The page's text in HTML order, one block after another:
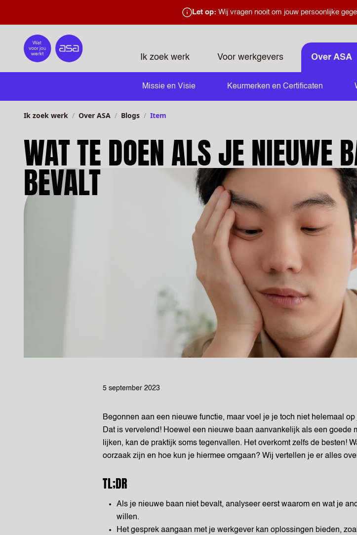
Let op: Wij vragen nooit om jouw persoonlijke
Home Ik zoek werk Voor werkgevers Over ASA
Missie en Visie Keurmerken en Certificaten
Ik zoek werk Over ASA Blogs Item
WAT TE DOEN ALS JE NIEUWE
BEVALT
5 september 2023
Begonnen aan een nieuwe functie, maar voel je je toch niet helemaal
Dat is vervelend! Hoewel een nieuwe baan aanvankelijk als een goede
lijken, kan de praktijk soms tegenvallen. Het overkomt zelfs de besten!
oorzaak zijn en hoe kun je hiermee omgaan? Wij vertellen je er alles
TL;DR
Als je nieuwe baan niet bevalt, analyseer eerst waarom en wat je
willen.
Het gesprek aangaan met je werkgever kan oplossingen bieden,